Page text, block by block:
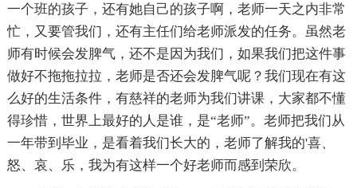
一个班的孩子，还有她自己的孩子啊，老师一天之内非常
忙，又要管我们，还有主任们给老师派发的任务。虽然老
师有时候会发脾气，还不是因为我们，如果我们把这件事
做好不拖拖拉拉，老师是否还会发脾气呢？我们现在有这
么好的生活条件，有慈祥的老师为我们讲课，大家都不懂
得珍惜，世界上最好的人是谁，是“老师”。老师把我们从
一年带到毕业，是看着我们长大的，老师了解我的'喜、
怒、哀、乐，我为有这样一个好老师而感到荣欣。